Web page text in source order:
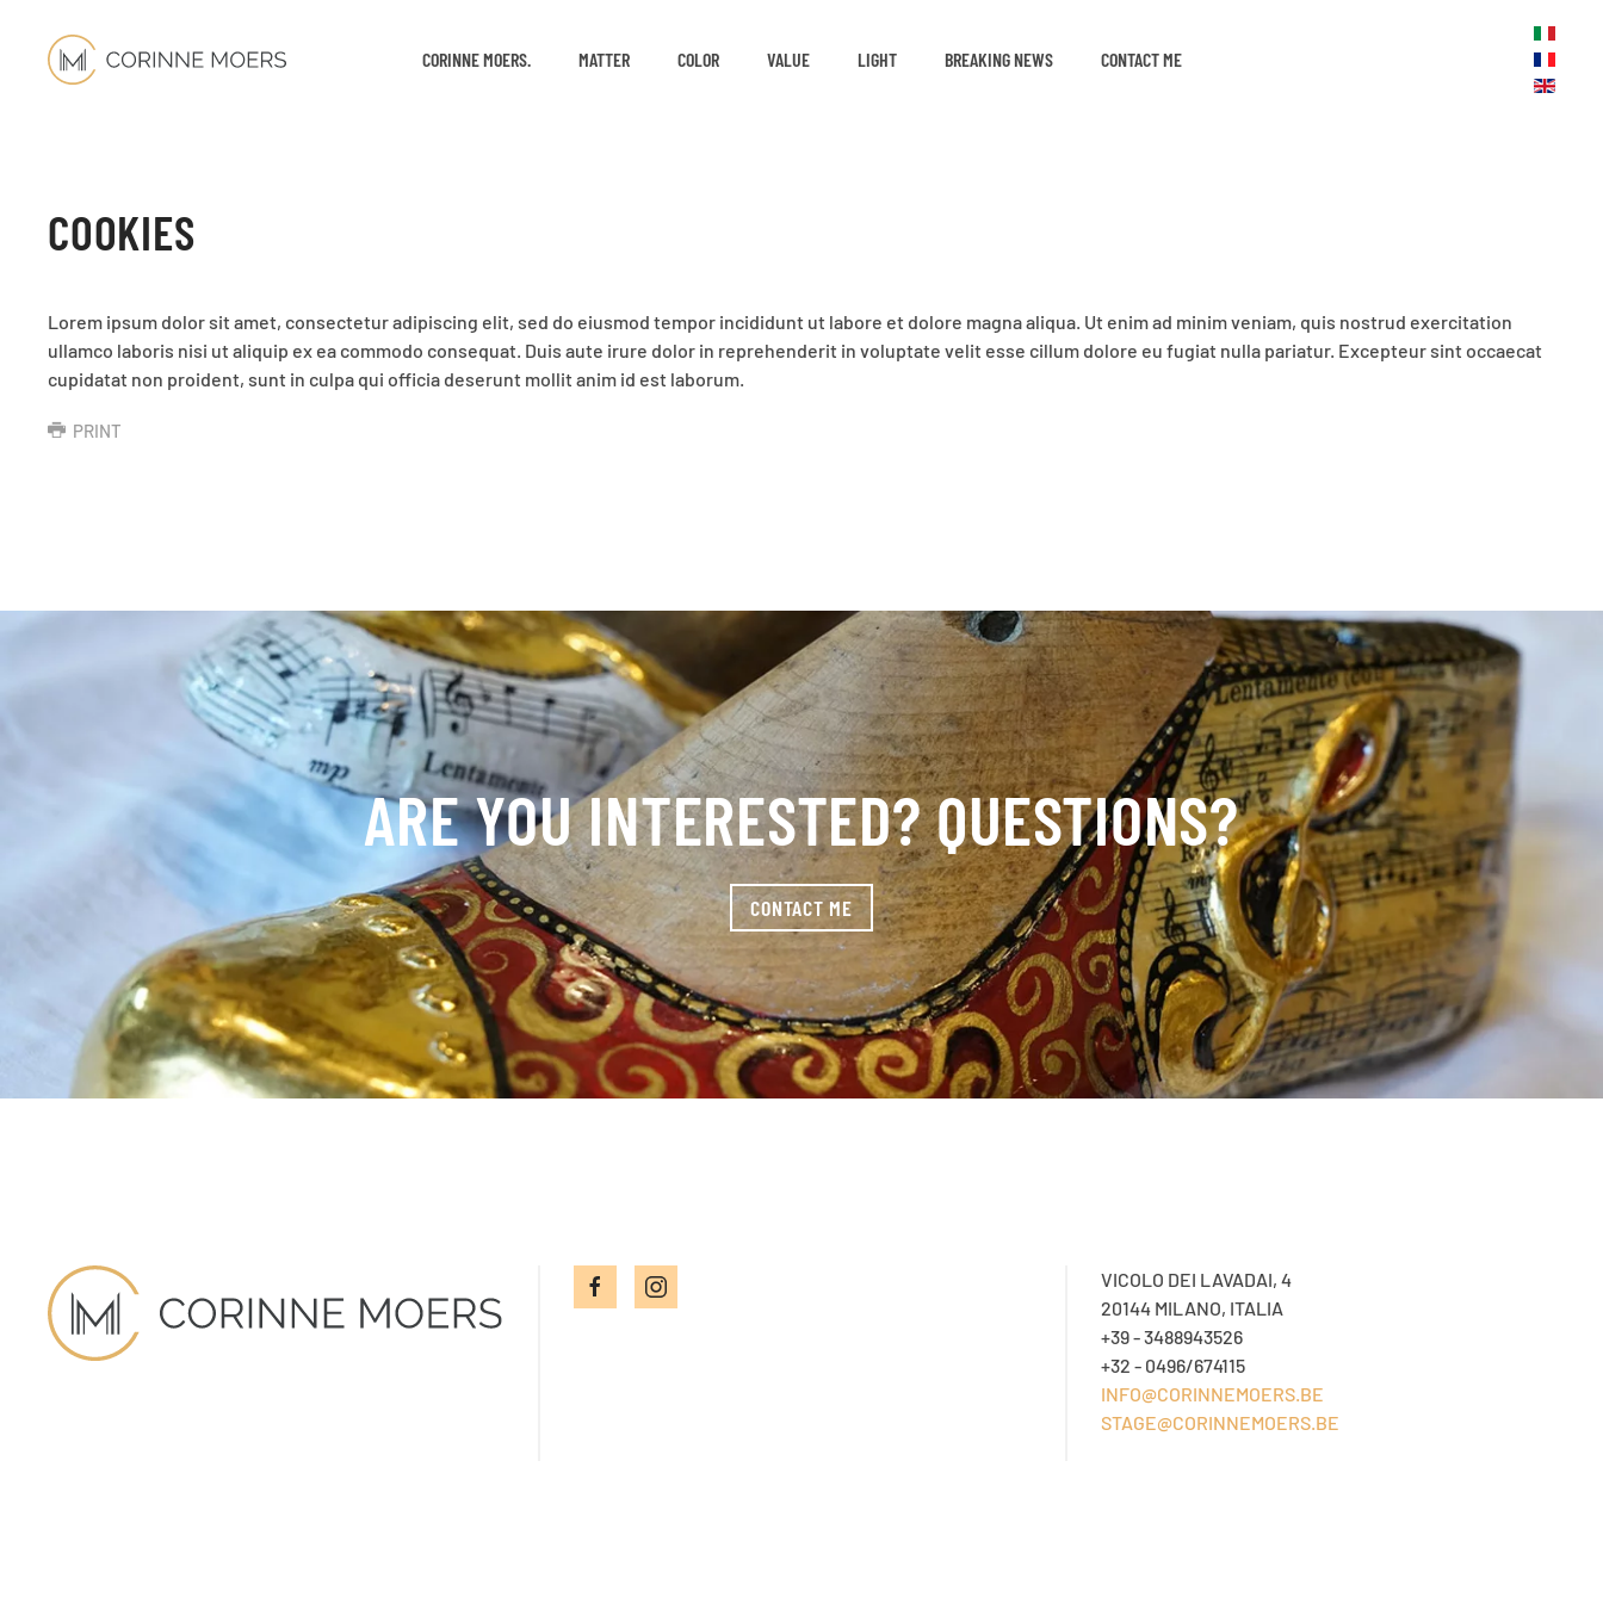
CORINNE MOERS. MATTER COLOR VALUE LIGHT BREAKING NEWS CONTACT ME
COOKIES
Lorem ipsum dolor sit amet, consectetur adipiscing elit, sed do eiusmod tempor incididunt ut labore et dolore magna aliqua. Ut enim ad minim veniam, quis nostrud exercitation
ullamco laboris nisi ut aliquip ex ea commodo consequat. Duis aute irure dolor in reprehenderit in voluptate velit esse cillum dolore eu fugiat nulla pariatur. Excepteur sint occaecat
cupidatat non proident, sunt in culpa qui officia deserunt mollit anim id est laborum.
PRINT
ARE YOU INTERESTED? QUESTIONS?
CONTACT ME
VICOLO DEI LAVADAI, 4
20144 MILANO, ITALIA
+39 - 3488943526
+32 - 0496/674115
INFO@CORINNEMOERS.BE
STAGE@CORINNEMOERS.BE